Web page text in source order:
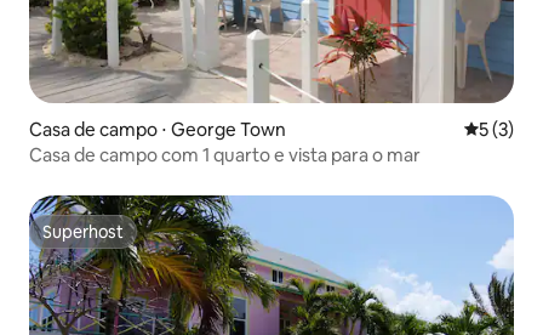
Casa de campo ⋅ George Town 5 de
5 (3)
Casa de campo com 1 quarto e vista para o mar
Superhost
Superhost